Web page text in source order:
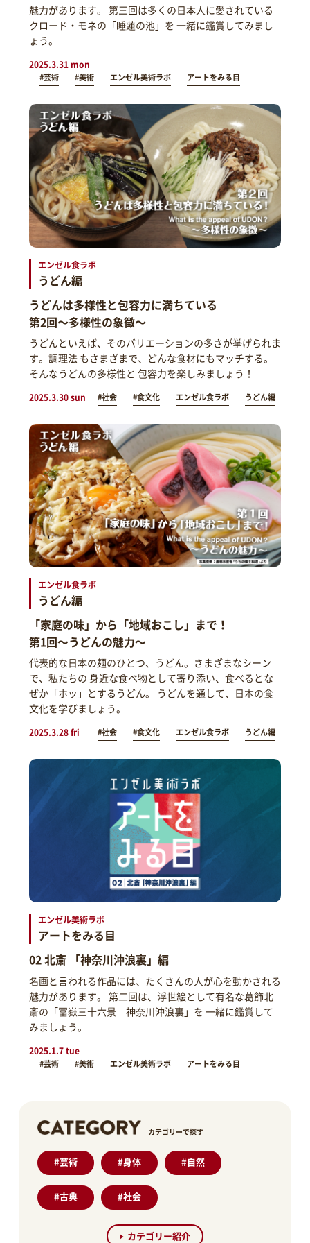
魅力があります。 第三回は多くの日本人に愛されている
クロード・モネの「睡蓮の池」を 一緒に鑑賞してみまし
ょう。
2025.3.31 mon
#芸術 #美術 エンゼル美術ラボ アートをみる目
エンゼル食ラボ
うどん編
うどんは多様性と包容力に満ちている
第2回～多様性の象徴～
うどんといえば、そのバリエーションの多さが挙げられま
す。調理法 もさまざまで、どんな食材にもマッチする。
そんなうどんの多様性と 包容力を楽しみましょう！
2025.3.30 sun #社会 #食文化 エンゼル食ラボ うどん編
エンゼル食ラボ
うどん編
「家庭の味」から「地域おこし」まで！
第1回～うどんの魅力～
代表的な日本の麺のひとつ、うどん。さまざまなシーン
で、私たちの 身近な食べ物として寄り添い、食べるとな
ぜか「ホッ」とするうどん。 うどんを通して、日本の食
文化を学びましょう。
2025.3.28 fri #社会 #食文化 エンゼル食ラボ うどん編
エンゼル美術ラボ
アートをみる目
02 北斎 「神奈川沖浪裏」編
名画と言われる作品には、たくさんの人が心を動かされる
魅力があります。 第二回は、浮世絵として有名な葛飾北
斎の「冨嶽三十六景 神奈川沖浪裏」を 一緒に鑑賞して
みましょう。
2025.1.7 tue
#芸術 #美術 エンゼル美術ラボ アートをみる目
カテゴリーで探す
カテゴリー紹介
#芸術 #身体 #自然
#古典 #社会